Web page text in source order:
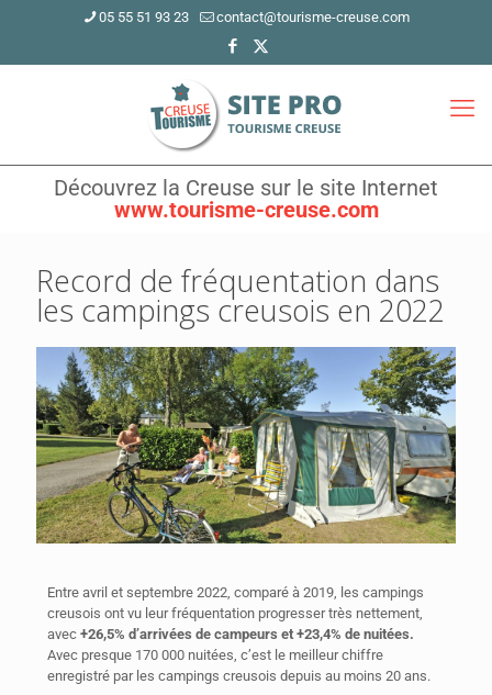
05 55 51 93 23 contact@tourisme-creuse.com
Découvrez la Creuse sur le site Internet
www.tourisme-creuse.com
Record de fréquentation dans
les campings creusois en 2022
Entre avril et septembre 2022, comparé à 2019, les campings
creusois ont vu leur fréquentation progresser très nettement,
avec +26,5% d’arrivées de campeurs et +23,4% de nuitées.
Avec presque 170 000 nuitées, c’est le meilleur chiffre
enregistré par les campings creusois depuis au moins 20 ans.